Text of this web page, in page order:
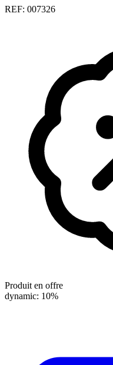
REF: 007326
Produit en offre
dynamic: 10%